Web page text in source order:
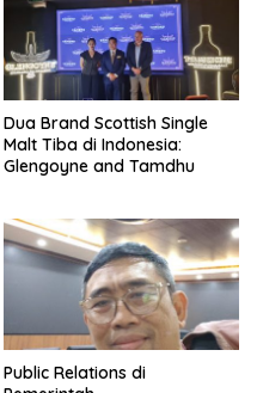
Dua Brand Scottish Single
Malt Tiba di Indonesia:
Glengoyne and Tamdhu
Public Relations di